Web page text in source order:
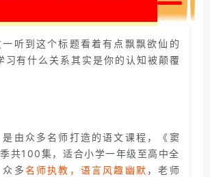
听到这个标题看着有点飘飘欲仙的
习有什么关系其实是你的认知被颠覆
是由众多名师打造的语文课程，《窦
共100集，适合小学一年级至高中全
多 名师执教，语言风趣幽默 ，老师